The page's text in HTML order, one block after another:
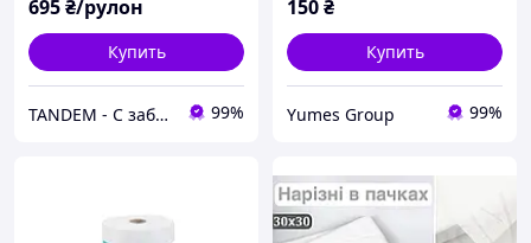
695₴/рулон
Купить
TANDEM - С заботой о Вас и ваших клиентах 99%
150₴
Купить
Yumes Group 99%